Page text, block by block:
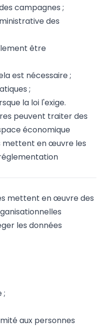
campagnes ;
des
être
est nécessaire ;
;
la loi l'exige.
peuvent traiter des
économique
mettent en œuvre les
mettent en œuvre des
les données
;
aux personnes